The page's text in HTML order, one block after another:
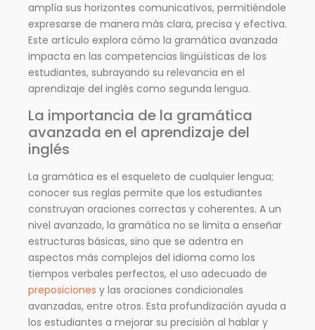
amplía sus horizontes comunicativos, permitiéndole
expresarse de manera más clara, precisa y efectiva.
Este artículo explora cómo la gramática avanzada
impacta en las competencias lingüísticas de los
estudiantes, subrayando su relevancia en el
aprendizaje del inglés como segunda lengua.
La importancia de la gramática
avanzada en el aprendizaje del
inglés
La gramática es el esqueleto de cualquier lengua;
conocer sus reglas permite que los estudiantes
construyan oraciones correctas y coherentes. A un
nivel avanzado, la gramática no se limita a enseñar
estructuras básicas, sino que se adentra en
aspectos más complejos del idioma como los
tiempos verbales perfectos, el uso adecuado de
preposiciones y las oraciones condicionales
avanzadas, entre otros. Esta profundización ayuda a
los estudiantes a mejorar su precisión al hablar y